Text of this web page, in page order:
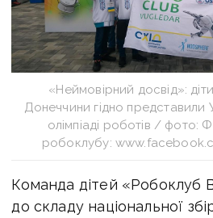
«Неймовірний досвід»:
Донеччини гідно представили
олімпіаді роботів / фото:
робоклубу:
Команда дітей «Робоклуб
до складу національної